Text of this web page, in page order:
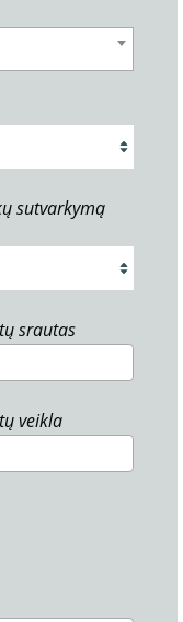
sutvarkymą
srautas
veikla